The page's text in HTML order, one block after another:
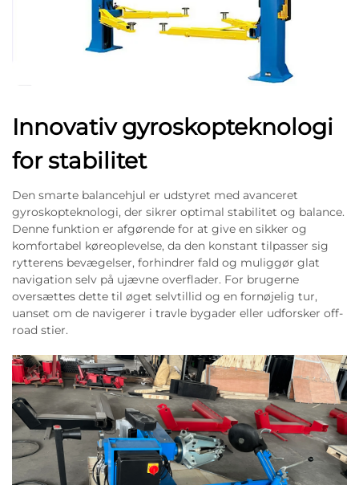
Innovativ gyroskopteknologi
for stabilitet
Den smarte balancehjul er udstyret med avanceret
gyroskopteknologi, der sikrer optimal stabilitet og balance.
Denne funktion er afgørende for at give en sikker og
komfortabel køreoplevelse, da den konstant tilpasser sig
rytterens bevægelser, forhindrer fald og muliggør glat
navigation selv på ujævne overflader. For brugerne
oversættes dette til øget selvtillid og en fornøjelig tur,
uanset om de navigerer i travle bygader eller udforsker off-
road stier.